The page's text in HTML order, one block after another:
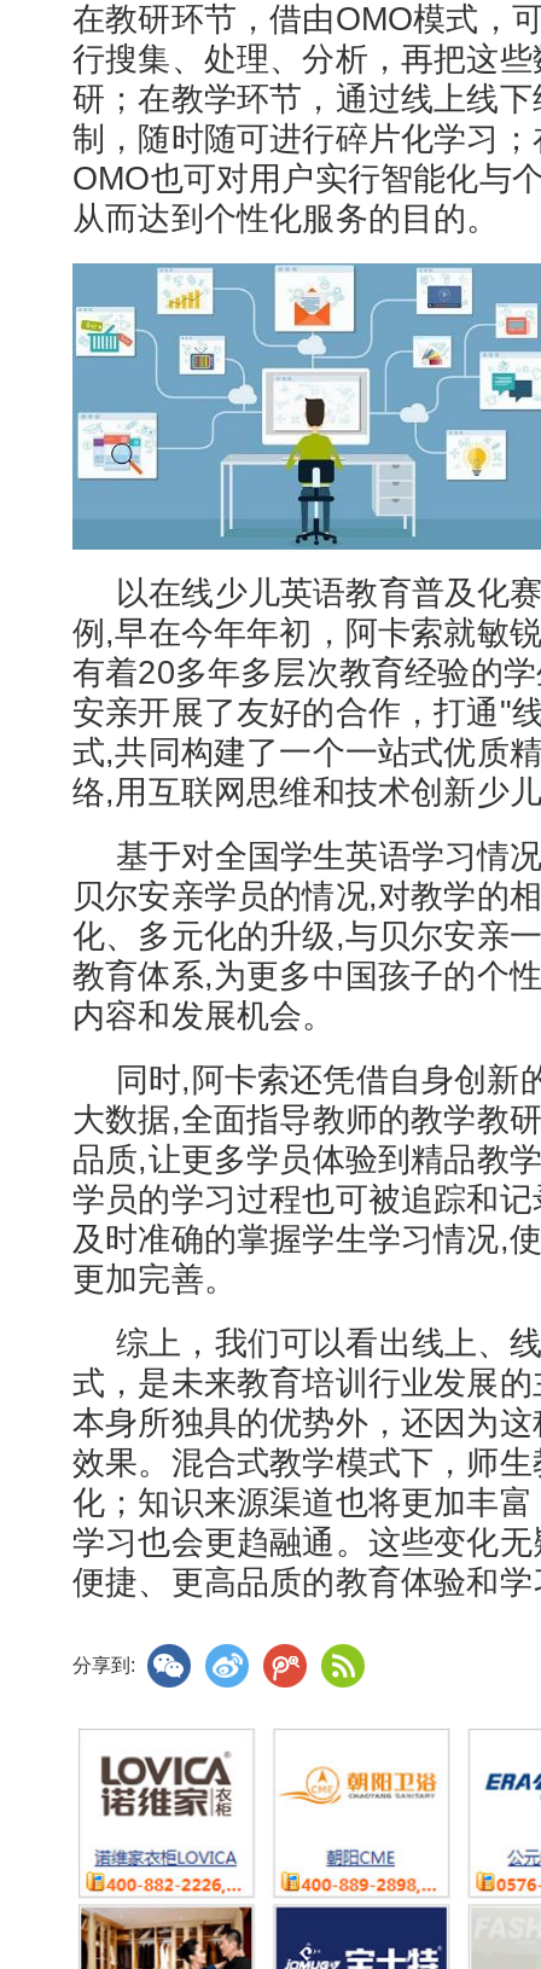
在教研环节，借由OMO模式，
行搜集、处理、分析，再把这
研；在教学环节，通过线上线
制，随时随可进行碎片化学习
OMO也可对用户实行智能化与
从而达到个性化服务的目的。
以在线少儿英语教育普及化
例,早在今年年初，阿卡索就敏
有着20多年多层次教育经验的
安亲开展了友好的合作，打通"
式,共同构建了一个一站式优质
络,用互联网思维和技术创新少
基于对全国学生英语学习情
贝尔安亲学员的情况,对教学的
化、多元化的升级,与贝尔安亲
教育体系,为更多中国孩子的个
内容和发展机会。
同时,阿卡索还凭借自身创新
大数据,全面指导教师的教学教
品质,让更多学员体验到精品教
学员的学习过程也可被追踪和
及时准确的掌握学生学习情况,
更加完善。
综上，我们可以看出线上、
式，是未来教育培训行业发展
本身所独具的优势外，还因为这
效果。混合式教学模式下，师
化；知识来源渠道也将更加丰
学习也会更趋融通。这些变化
便捷、更高品质的教育体验和
分享到: